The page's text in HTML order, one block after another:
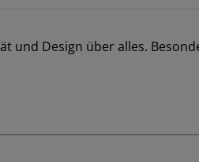
und Design über alles.